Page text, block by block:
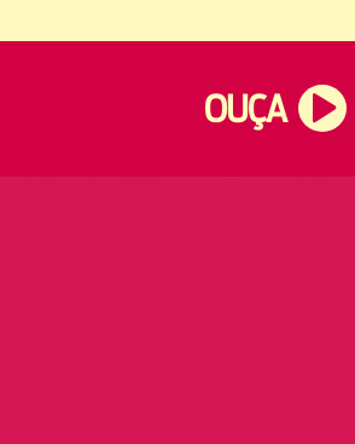
OUÇA